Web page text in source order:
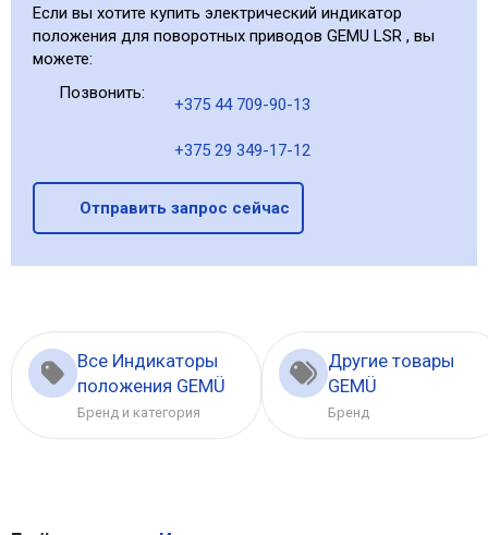
Если вы хотите купить электрический индикатор
положения для поворотных приводов GEMU LSR , вы
можете:
Позвонить:
+375 44 709-90-13
+375 29 349-17-12
Отправить запрос сейчас
Все Индикаторы
положения GEMÜ
Бренд и категория
Другие товары
GEMÜ
Бренд